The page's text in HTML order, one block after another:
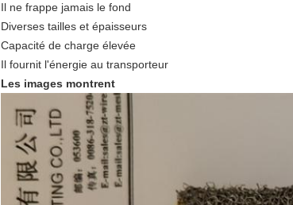
Il ne frappe jamais le fond
Diverses tailles et épaisseurs
Capacité de charge élevée
Il fournit l'énergie au transporteur
Les images montrent